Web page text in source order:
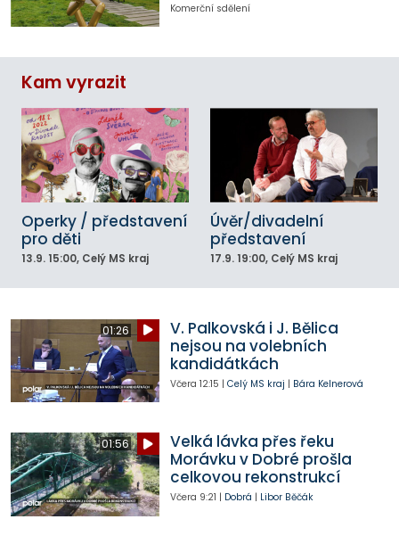
Komerční sdělení
Kam vyrazit
Operky / představení
pro děti
13.9. 15:00, Celý MS kraj
Úvěr/divadelní
představení
17.9. 19:00, Celý MS kraj
01:26
V. Palkovská i J. Bělica
nejsou na volebních
kandidátkách
Včera 12:15 | Celý MS kraj | Bára Kelnerová
01:56
Velká lávka přes řeku
Morávku v Dobré prošla
celkovou rekonstrukcí
Včera 9:21 | Dobrá | Libor Běčák